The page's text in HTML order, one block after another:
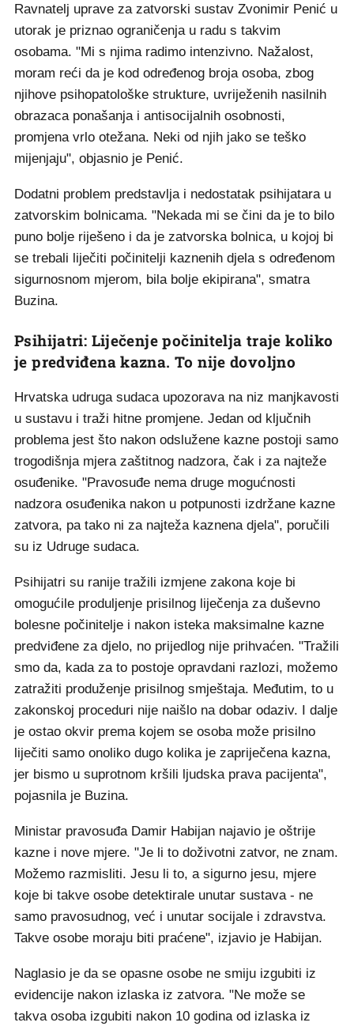
Ravnatelj uprave za zatvorski sustav Zvonimir Penić u
utorak je priznao ograničenja u radu s takvim
osobama. "Mi s njima radimo intenzivno. Nažalost,
moram reći da je kod određenog broja osoba, zbog
njihove psihopatološke strukture, uvriježenih nasilnih
obrazaca ponašanja i antisocijalnih osobnosti,
promjena vrlo otežana. Neki od njih jako se teško
mijenjaju", objasnio je Penić.
Dodatni problem predstavlja i nedostatak psihijatara u
zatvorskim bolnicama. "Nekada mi se čini da je to bilo
puno bolje riješeno i da je zatvorska bolnica, u kojoj bi
se trebali liječiti počinitelji kaznenih djela s određenom
sigurnosnom mjerom, bila bolje ekipirana", smatra
Buzina.
Psihijatri: Liječenje počinitelja traje koliko
je predviđena kazna. To nije dovoljno
Hrvatska udruga sudaca upozorava na niz manjkavosti
u sustavu i traži hitne promjene. Jedan od ključnih
problema jest što nakon odslužene kazne postoji samo
trogodišnja mjera zaštitnog nadzora, čak i za najteže
osuđenike. "Pravosuđe nema druge mogućnosti
nadzora osuđenika nakon u potpunosti izdržane kazne
zatvora, pa tako ni za najteža kaznena djela", poručili
su iz Udruge sudaca.
Psihijatri su ranije tražili izmjene zakona koje bi
omogućile produljenje prisilnog liječenja za duševno
bolesne počinitelje i nakon isteka maksimalne kazne
predviđene za djelo, no prijedlog nije prihvaćen. "Tražili
smo da, kada za to postoje opravdani razlozi, možemo
zatražiti produženje prisilnog smještaja. Međutim, to u
zakonskoj proceduri nije naišlo na dobar odaziv. I dalje
je ostao okvir prema kojem se osoba može prisilno
liječiti samo onoliko dugo kolika je zapriječena kazna,
jer bismo u suprotnom kršili ljudska prava pacijenta",
pojasnila je Buzina.
Ministar pravosuđa Damir Habijan najavio je oštrije
kazne i nove mjere. "Je li to doživotni zatvor, ne znam.
Možemo razmisliti. Jesu li to, a sigurno jesu, mjere
koje bi takve osobe detektirale unutar sustava - ne
samo pravosudnog, već i unutar socijale i zdravstva.
Takve osobe moraju biti praćene", izjavio je Habijan.
Naglasio je da se opasne osobe ne smiju izgubiti iz
evidencije nakon izlaska iz zatvora. "Ne može se
takva osoba izgubiti nakon 10 godina od izlaska iz